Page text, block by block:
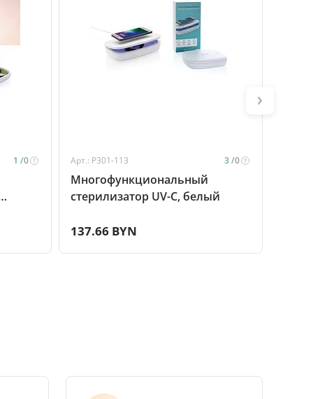
1 /0 Арт.: P301-113 3 /0
Многофункциональный
стерилизатор UV-C, белый
137.66 BYN